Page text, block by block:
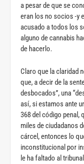
a pesar de que se
eran los no socios -y
acusado a todos los
alguno de cannabis
de hacerlo.
Claro que la claridad
que, a decir de la
desbocados”, una
así, si estamos ante
368 del código penal,
miles de ciudadanos
cárcel, entonces lo
inconstitucional por
le ha faltado al